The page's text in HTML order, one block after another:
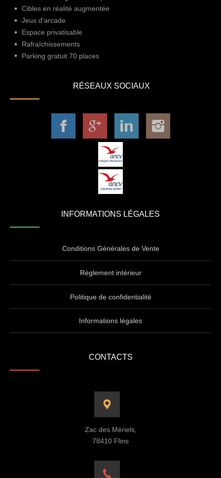
Cibles en réalité augmentée
Jeux d'arcade
Espace privatisable
Rafraîchissements
Parking gratuit 70 places
RÉSEAUX SOCIAUX
INFORMATIONS LÉGALES
Conditions Générales de Vente
Règlement intérieur
Politique de confidentialité
Informations légales
CONTACTS
Zac des Mériels,
78410 Flins